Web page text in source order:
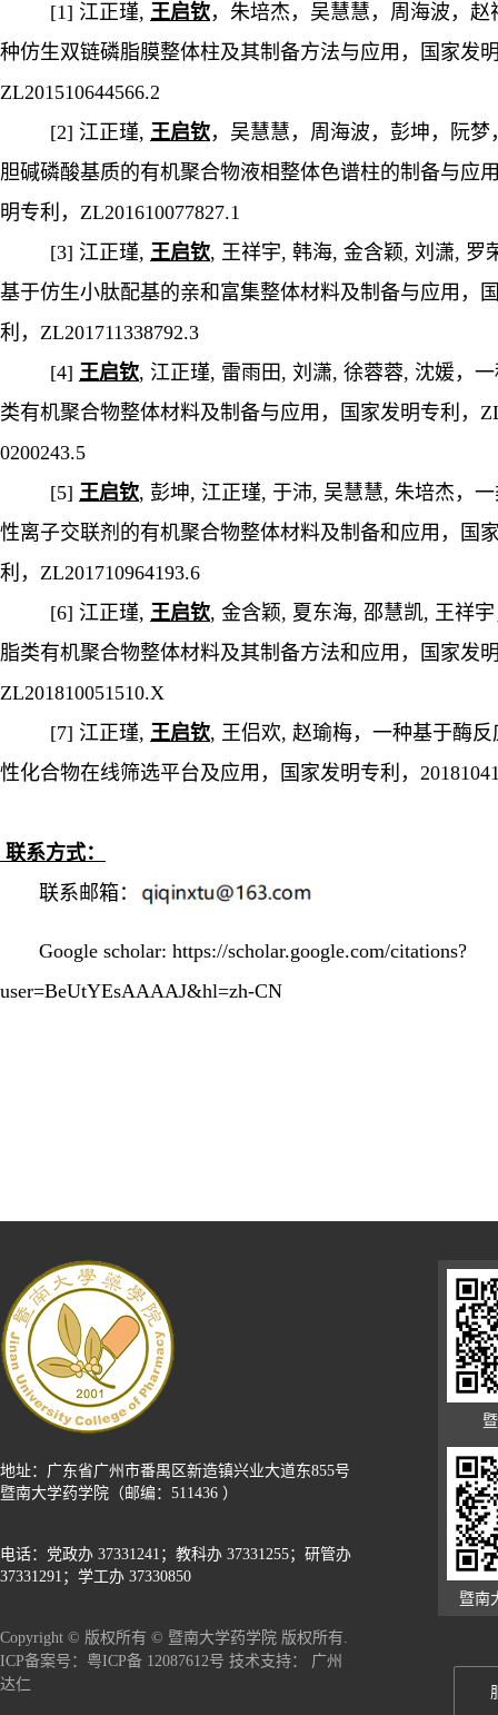
[1] 江正瑾, 王启钦，朱培杰，吴慧慧，周海波，赵
种仿生双链磷脂膜整体柱及其制备方法与应用，国家发
ZL201510644566.2
[2] 江正瑾, 王启钦，吴慧慧，周海波，彭坤，阮梦
胆碱磷酸基质的有机聚合物液相整体色谱柱的制备与应
明专利， ZL201610077827.1
[3] 江正瑾, 王启钦, 王祥宇, 韩海, 金含颖, 刘潇, 罗
基于仿生小肽配基的亲和富集整体材料及制备与应用，
利，ZL201711338792.3
[4] 王启钦, 江正瑾, 雷雨田, 刘潇, 徐蓉蓉, 沈媛，
类有机聚合物整体材料及制备与应用，国家发明专利，
0200243.5
[5] 王启钦, 彭坤, 江正瑾, 于沛, 吴慧慧, 朱培杰，
性离子交联剂的有机聚合物整体材料及制备和应用，国
利，ZL201710964193.6
[6] 江正瑾, 王启钦, 金含颖, 夏东海, 邵慧凯, 王祥
脂类有机聚合物整体材料及其制备方法和应用，国家发
ZL201810051510.X
[7] 江正瑾, 王启钦, 王侣欢, 赵瑜梅，一种基于酶
性化合物在线筛选平台及应用，国家发明专利，
联系方式：
联系邮箱：
Google scholar: https://scholar.google.com/citations?
user=BeUtYEsAAAAJ&hl=zh-CN
地址：广东省广州市番禺区新造镇兴业大道东855号
暨南大学药学院（邮编：511436 ）
电话：党政办 37331241；教科办 37331255；研管办
37331291；学工办 37330850
Copyright © 版权所有 © 暨南大学药学院 版权所有.
ICP备案号：粤ICP备 12087612号 技术支持： 广州
达仁
暨南